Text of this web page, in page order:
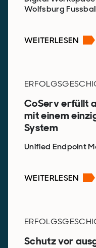
Wolfsburg
WEITERLESEN
CoServ erfüllt
mit einem
System
Unified Endpoint
WEITERLESEN
Schutz vor